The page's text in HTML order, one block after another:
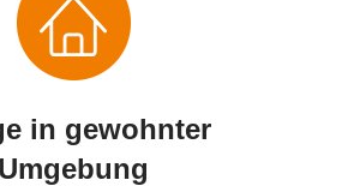
in gewohnter
Umgebung